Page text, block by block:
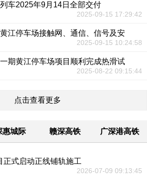
车2025年9月14日全部交付
2025-09-15 17:29:42
江停车场接触网、通信、信号及安
2025-09-15 10:24:58
期黄江停车场项目顺利完成热滑试
2025-08-22 09:15:44
点击查看更多
惠城际 赣深高铁 广深港高铁
正式启动正线铺轨施工
2026-07-09 09:13:45